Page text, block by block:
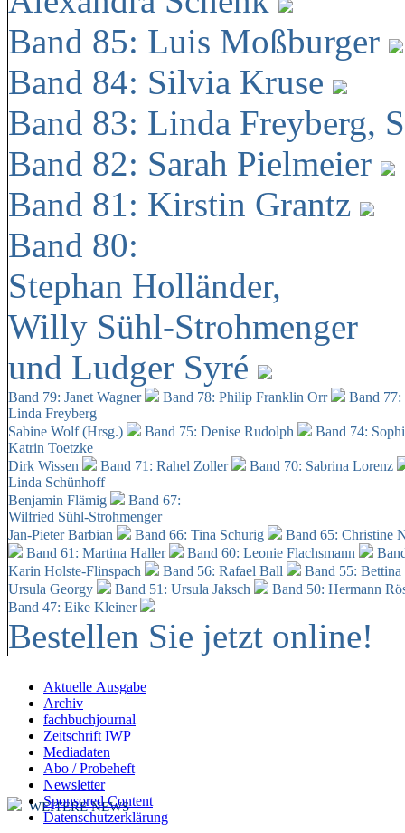
Band 85: Luis Moßburger
Band 84: Silvia Kruse
Band 83: Linda Freyberg,
Band 82: Sarah Pielmeier
Band 81: Kirstin Grantz
Band 80:
Stephan Holländer,
Willy Sühl-Strohmenger
und Ludger Syré
Band 79: Janet Wagner Band 78: Philip Franklin Orr
Band
Linda Freyberg
Sabine Wolf (Hrsg.)
Band 75: Denise Rudolph
Band 74:
Katrin Toetzke
Dirk Wissen
Band 71: Rahel Zoller
Band 70: Sabrina Lorenz
Linda Schünhoff
Benjamin Flämig
Band 67:
Wilfried Sühl-Strohmenger
Jan-Pieter Barbian
Band 66: Tina Schurig
Band 65: Christine
Band 61: Martina Haller
Band 60: Leonie Flachsmann
Karin Holste-Flinspach
Band 56: Rafael Ball
Band 55:
Ursula Georgy
Band 51: Ursula Jaksch Band 50: Hermann
Band 47: Eike Kleiner
Bestellen Sie jetzt online!
Aktuelle Ausgabe
Archiv
fachbuchjournal
Zeitschrift IWP
Mediadaten
Abo / Probeheft
Newsletter
Sponsored Content
Datenschutzerklärung
WEITERE NEWS